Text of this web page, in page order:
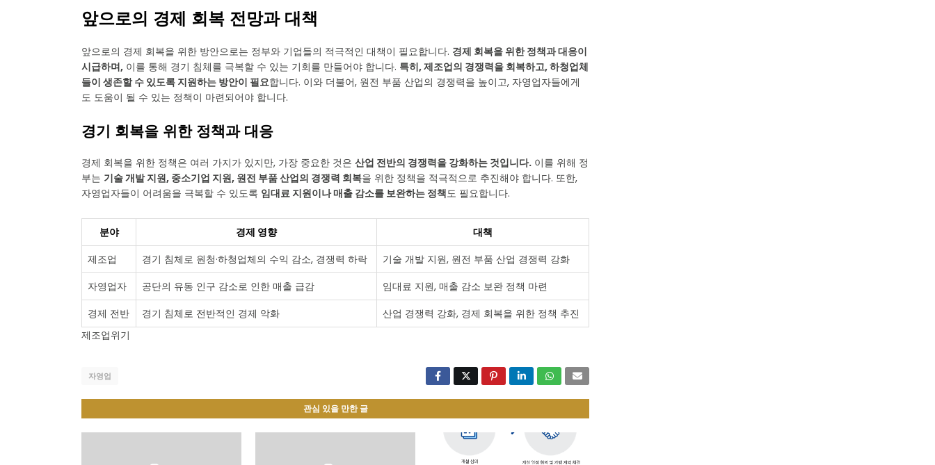
앞으로의 경제 회복 전망과 대책
앞으로의 경제 회복을 위한 방안으로는 정부와 기업들의 적극적인 대책이 필요합니다. 경제 회복을 위한 정책과 대응이
시급하며, 이를 통해 경기 침체를 극복할 수 있는 기회를 만들어야 합니다. 특히, 제조업의 경쟁력을 회복하고, 하청업체
들이 생존할 수 있도록 지원하는 방안이 필요합니다. 이와 더불어, 원전 부품 산업의 경쟁력을 높이고, 자영업자들에게
도 도움이 될 수 있는 정책이 마련되어야 합니다.
경기 회복을 위한 정책과 대응
경제 회복을 위한 정책은 여러 가지가 있지만, 가장 중요한 것은 산업 전반의 경쟁력을 강화하는 것입니다. 이를 위해 정
부는 기술 개발 지원, 중소기업 지원, 원전 부품 산업의 경쟁력 회복을 위한 정책을 적극적으로 추진해야 합니다. 또한,
자영업자들이 어려움을 극복할 수 있도록 임대료 지원이나 매출 감소를 보완하는 정책도 필요합니다.
분야 경제 영향
대책
제조업
경기 침체로 원청·하청업체의 수익 감소, 경쟁력 하락
기술 개발 지원, 원전 부품 산업 경쟁력 강화
자영업자
공단의 유동 인구 감소로 인한 매출 급감
임대료 지원, 매출 감소 보완 정책 마련
경제 전반
경기 침체로 전반적인 경제 악화
산업 경쟁력 강화, 경제 회복을 위한 정책 추진
제조업위기
자영업
관심 있을 만한 글